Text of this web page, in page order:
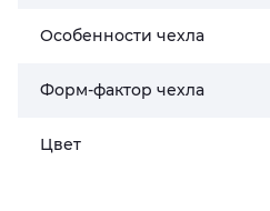
Особенности чехла
Форм-фактор чехла
Цвет